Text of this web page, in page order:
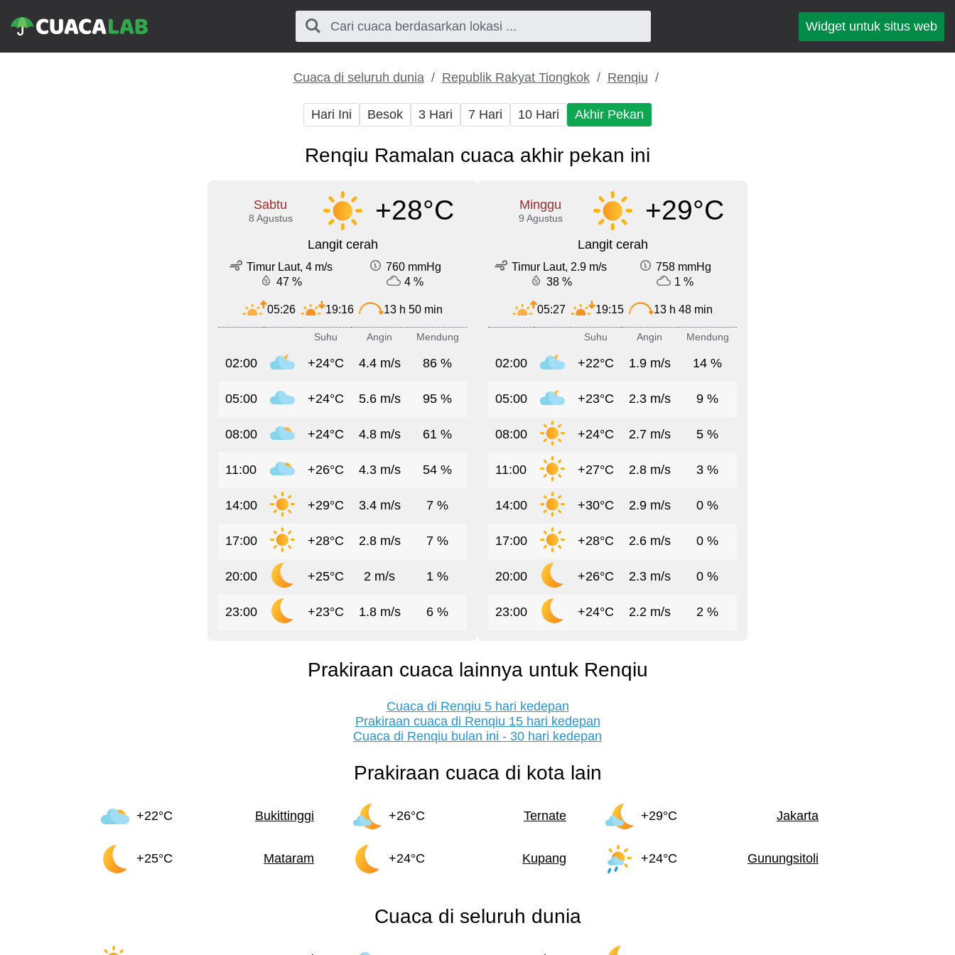
Widget untuk situs web
Cuaca di seluruh dunia Republik Rakyat Tiongkok Renqiu
Hari Ini Besok 3 Hari 7 Hari 10 Hari Akhir Pekan
Renqiu Ramalan cuaca akhir pekan ini
Sabtu
8 Agustus +28°C
Langit cerah
Timur Laut, 4 m/s
760 mmHg
47 %
4 %
05:26 19:16 13 h 50 min
Suhu Angin Mendung
02:00 +24°C 4.4 m/s 86 %
05:00 +24°C 5.6 m/s 95 %
08:00 +24°C 4.8 m/s 61 %
11:00 +26°C 4.3 m/s 54 %
14:00 +29°C 3.4 m/s 7 %
17:00 +28°C 2.8 m/s 7 %
20:00 +25°C 2 m/s 1 %
23:00 +23°C 1.8 m/s 6 %
Minggu
9 Agustus +29°C
Langit cerah
Timur Laut, 2.9 m/s
758 mmHg
38 %
1 %
05:27 19:15 13 h 48 min
Suhu Angin Mendung
02:00 +22°C 1.9 m/s 14 %
05:00 +23°C 2.3 m/s 9 %
08:00 +24°C 2.7 m/s 5 %
11:00 +27°C 2.8 m/s 3 %
14:00 +30°C 2.9 m/s 0 %
17:00 +28°C 2.6 m/s 0 %
20:00 +26°C 2.3 m/s 0 %
23:00 +24°C 2.2 m/s 2 %
Prakiraan cuaca lainnya untuk Renqiu
Cuaca di Renqiu 5 hari kedepan
Prakiraan cuaca di Renqiu 15 hari kedepan
Cuaca di Renqiu bulan ini - 30 hari kedepan
Prakiraan cuaca di kota lain
+22°C Bukittinggi +26°C Ternate +29°C Jakarta
+25°C Mataram +24°C Kupang +24°C Gunungsitoli
Cuaca di seluruh dunia